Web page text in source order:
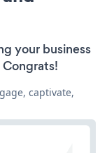
your business
captivate,